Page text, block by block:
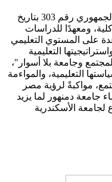
تأسست جامعة دمنهور بمقتضى القرار الجمهوري رقم 303 بتاريخ
26-10-2010، هذا وتضم الجامعة عدد 12 كلية، ومعهدًا للدراسات
على المستوي التعليمي
التعليمية
وجامعة بلا أسوار"،
التعليمية، والمواءمة
مواكبةً لرؤية مصر
جامعة دمنهور لما يزيد
الأسكندرية